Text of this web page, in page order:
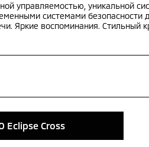
управляемостью, уникальной
системами
Яркие воспоминания.
Eclipse Cross